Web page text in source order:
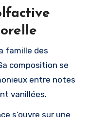
famille des
composition se
entre notes
vanillées.
s’ouvre sur une